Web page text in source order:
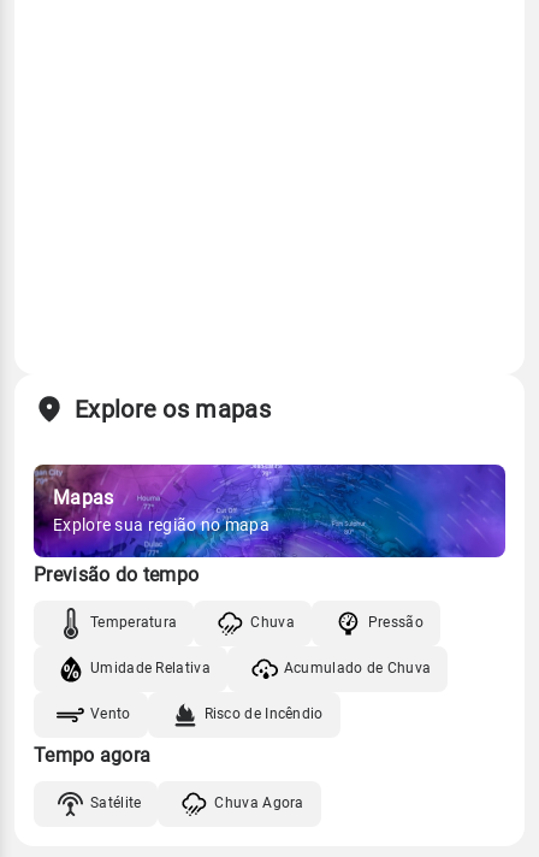
Explore os mapas
Mapas
Explore sua região no mapa
Previsão do tempo
Temperatura Chuva Pressão
Umidade Relativa Acumulado de Chuva
Vento Risco de Incêndio
Tempo agora
Satélite Chuva Agora